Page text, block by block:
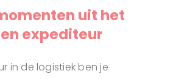
uit het
expediteur
in de logistiek ben je